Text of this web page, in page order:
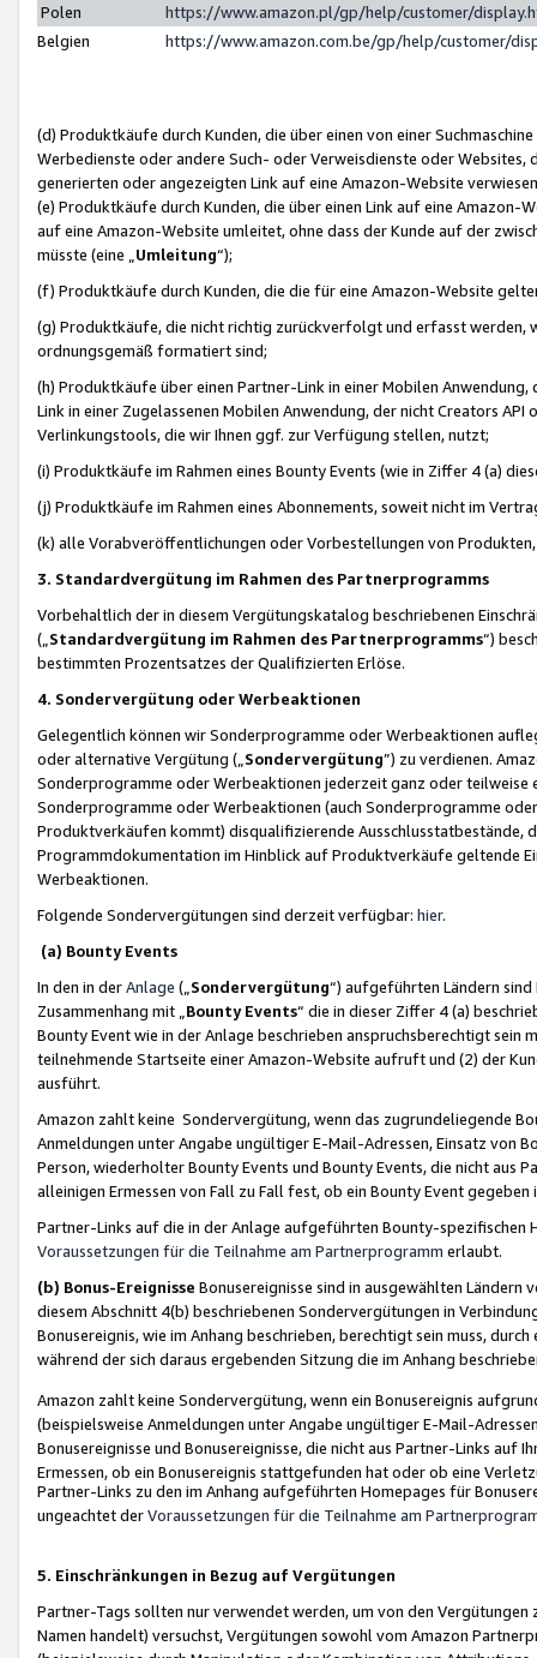
Polen
https://www.amazon.pl/gp/help/customer/
Belgien
https://www.amazon.com.be/gp/help/customer/
(d) Produktkäufe durch Kunden, die über einen von einer
Werbedienste oder andere Such- oder Verweisdienste oder Websites,
generierten oder angezeigten Link auf eine Amazon-Website
(e) Produktkäufe durch Kunden, die über einen Link auf eine
auf eine Amazon-Website umleitet, ohne dass der Kunde auf der
müsste (eine „ Umleitung“);
(f) Produktkäufe durch Kunden, die die für eine Amazon-Website
(g) Produktkäufe, die nicht richtig zurückverfolgt und erfasst werden,
ordnungsgemäß formatiert sind;
(h) Produktkäufe über einen Partner-Link in einer Mobilen
Link in einer Zugelassenen Mobilen Anwendung, der nicht Creators
Verlinkungstools, die wir Ihnen ggf. zur Verfügung stellen, nutzt;
(i) Produktkäufe im Rahmen eines Bounty Events (wie in Ziffer 4 (a)
(j) Produktkäufe im Rahmen eines Abonnements, soweit nicht im
(k) alle Vorabveröffentlichungen oder Vorbestellungen von
3. Standardvergütung im Rahmen des Partnerprogramms
Vorbehaltlich der in diesem Vergütungskatalog beschriebenen
(„ Standardvergütung im Rahmen des Partnerprogramms“)
bestimmten Prozentsatzes der Qualifizierten Erlöse.
4. Sondervergütung oder Werbeaktionen
Gelegentlich können wir Sonderprogramme oder Werbeaktionen
oder alternative Vergütung („ Sondervergütung”) zu verdienen.
Sonderprogramme oder Werbeaktionen jederzeit ganz oder
Sonderprogramme oder Werbeaktionen (auch Sonderprogramme
Produktverkäufen kommt) disqualifizierende Ausschlusstatbestände,
Programmdokumentation im Hinblick auf Produktverkäufe geltende
Werbeaktionen.
Folgende Sondervergütungen sind derzeit verfügbar: hier.
(a) Bounty Events
In den in derAnlage („ Sondervergütung“) aufgeführten Ländern
Zusammenhang mit „ Bounty Events“ die in dieser Ziffer 4 (a)
Bounty Event wie in der Anlage beschrieben anspruchsberechtigt sein
teilnehmende Startseite einer Amazon-Website aufruft und (2) der
ausführt.
Amazon zahlt keine Sondervergütung, wenn das zugrundeliegende
Anmeldungen unter Angabe ungültiger E-Mail-Adressen, Einsatz von
Person, wiederholter Bounty Events und Bounty Events, die nicht
alleinigen Ermessen von Fall zu Fall fest, ob ein Bounty Event
Partner-Links auf die in der Anlage aufgeführten Bounty-spezifischen
Voraussetzungen für die Teilnahme am Partnerprogramm erlaubt.
(b) Bonus-Ereignisse Bonusereignisse sind in ausgewählten Ländern
diesem Abschnitt 4(b) beschriebenen Sondervergütungen in
Bonusereignis, wie im Anhang beschrieben, berechtigt sein muss,
während der sich daraus ergebenden Sitzung die im Anhang
Amazon zahlt keine Sondervergütung, wenn ein Bonusereignis
(beispielsweise Anmeldungen unter Angabe ungültiger E-Mail-
Bonusereignisse und Bonusereignisse, die nicht aus Partner-Links auf
Ermessen, ob ein Bonusereignis stattgefunden hat oder ob eine
Partner-Links zu den im Anhang aufgeführten Homepages für
ungeachtet derVoraussetzungen für die Teilnahme am
5. Einschränkungen in Bezug auf Vergütungen
Partner-Tags sollten nur verwendet werden, um von den
Namen handelt) versuchst, Vergütungen sowohl vom Amazon